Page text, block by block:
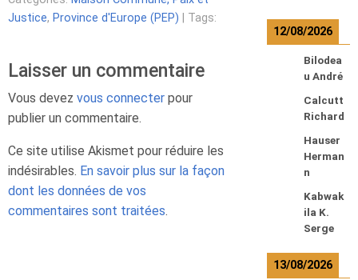
Justice, Province d'Europe (PEP) | Tags:
Laisser un commentaire
Vous devez vous connecter pour
publier un commentaire.
Ce site utilise Akismet pour réduire les
indésirables. En savoir plus sur la façon
dont les données de vos
commentaires sont traitées.
12/08/2026
Bilodea
u André
Calcutt
Richard
Hauser
Herman
n
Kabwak
ila K.
Serge
13/08/2026